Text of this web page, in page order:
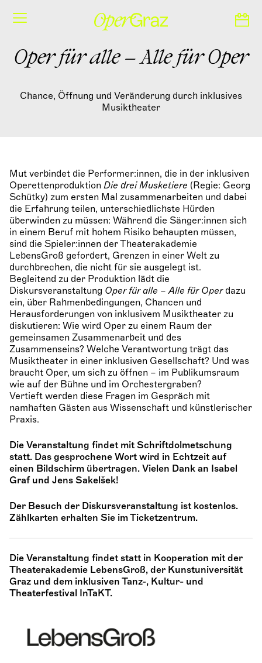
k
i
n
t
Oper für alle – Alle für Oper
Chance, Öffnung und Veränderung durch inklusives
Musiktheater
Mut verbindet die Performer:innen, die in der inklusiven
Operettenproduktion Die drei Musketiere (Regie: Georg
Schütky) zum ersten Mal zusammenarbeiten und dabei
die Erfahrung teilen, unterschiedlichste Hürden
überwinden zu müssen: Während die Sänger:innen sich
in einem Beruf mit hohem Risiko behaupten müssen,
sind die Spieler:innen der Theaterakademie
LebensGroß gefordert, Grenzen in einer Welt zu
durchbrechen, die nicht für sie ausgelegt ist.
Begleitend zu der Produktion lädt die
Diskursveranstaltung Oper für alle – Alle für Operdazu
ein, über Rahmenbedingungen, Chancen und
Herausforderungen von inklusivem Musiktheater zu
diskutieren: Wie wird Oper zu einem Raum der
gemeinsamen Zusammenarbeit und des
Zusammenseins? Welche Verantwortung trägt das
Musiktheater in einer inklusiven Gesellschaft? Und was
braucht Oper, um sich zu öffnen – im Publikumsraum
wie auf der Bühne und im Orchestergraben?
Vertieft werden diese Fragen im Gespräch mit
namhaften Gästen aus Wissenschaft und künstlerischer
Praxis.
Die Veranstaltung findet mit Schriftdolmetschung
statt. Das gesprochene Wort wird in Echtzeit auf
einen Bildschirm übertragen. Vielen Dank an Isabel
Graf und Jens Sakelšek!
Der Besuch der Diskursveranstaltung ist kostenlos.
Zählkarten erhalten Sie im Ticketzentrum.
Die Veranstaltung findet statt in Kooperation mit der
Theaterakademie LebensGroß, der Kunstuniversität
Graz und dem inklusiven Tanz-, Kultur- und
Theaterfestival InTaKT.